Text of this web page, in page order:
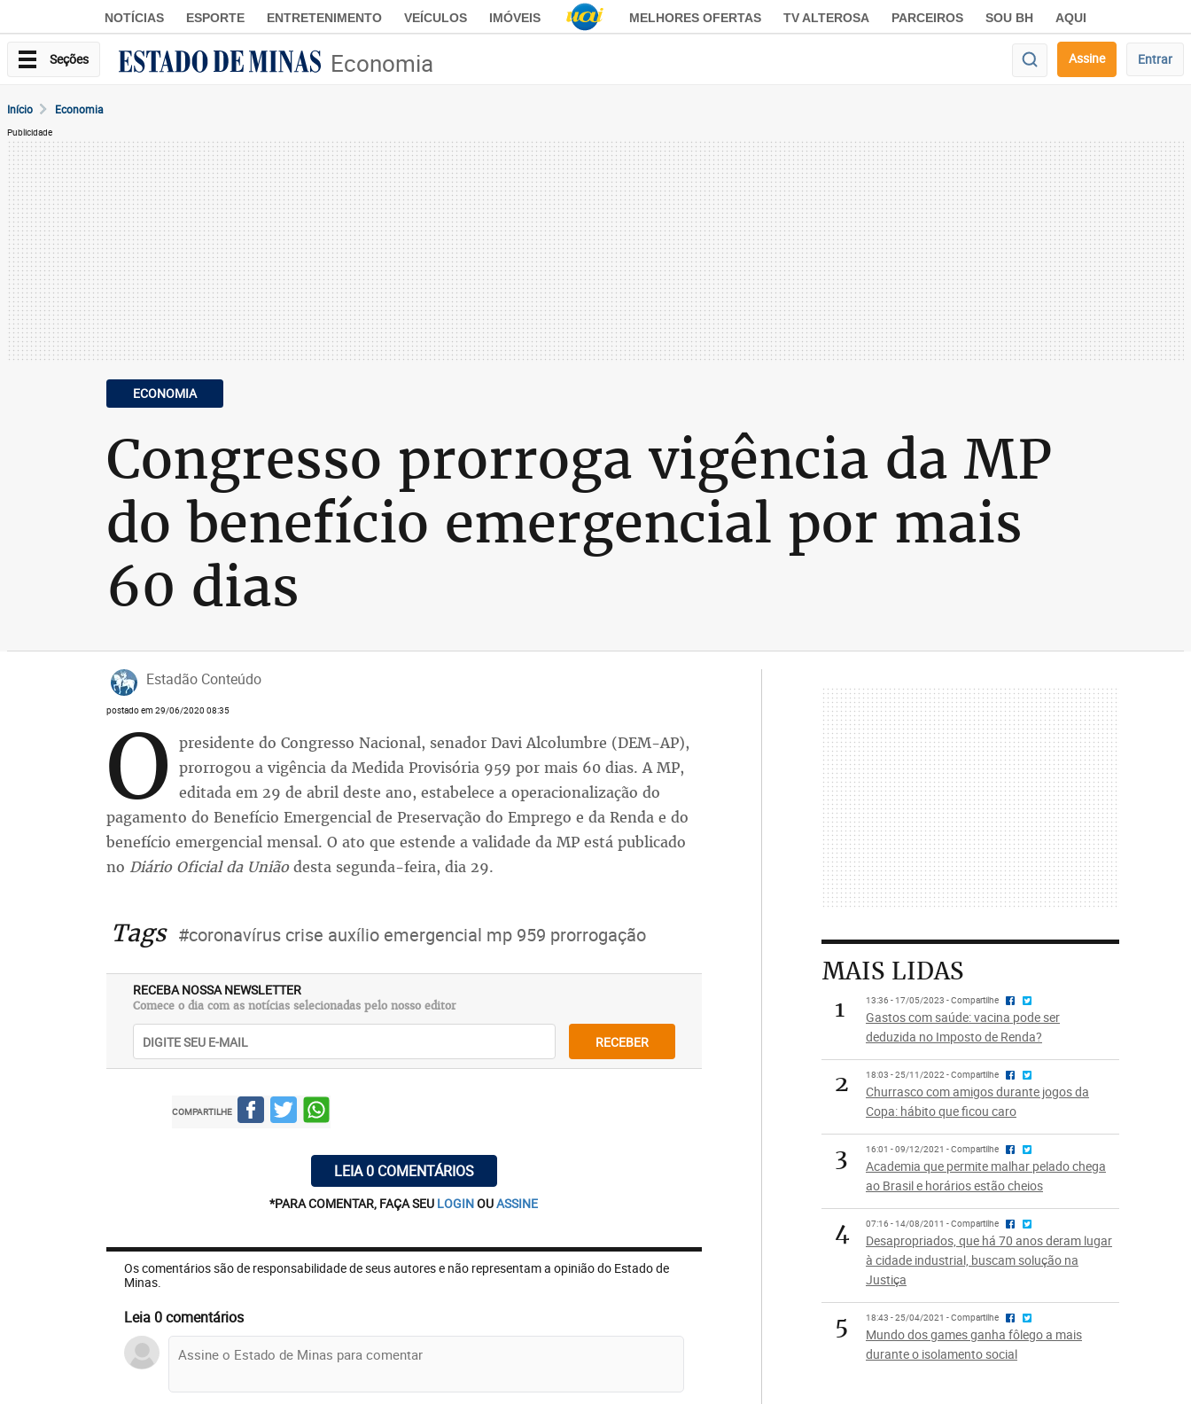
NOTÍCIAS ESPORTE ENTRETENIMENTO VEÍCULOS IMÓVEIS MELHORES OFERTAS TV ALTEROSA PARCEIROS SOU BH AQUI
Seções Economia Assine Entrar
Início Economia
Publicidade
ECONOMIA
Congresso prorroga vigência da MP
do benefício emergencial por mais
60 dias
Estadão Conteúdo
postado em 29/06/2020 08:35
O presidente do Congresso Nacional, senador Davi Alcolumbre (DEM-AP),
prorrogou a vigência da Medida Provisória 959 por mais 60 dias. A MP,
editada em 29 de abril deste ano, estabelece a operacionalização do
pagamento do Benefício Emergencial de Preservação do Emprego e da Renda e do
benefício emergencial mensal. O ato que estende a validade da MP está publicado
no Diário Oficial da Uniãodesta segunda-feira, dia 29.
Tags #coronavírus crise auxílio emergencial mp 959 prorrogação
RECEBA NOSSA NEWSLETTER
Comece o dia com as notícias selecionadas pelo nosso editor
RECEBER
COMPARTILHE
LEIA 0 COMENTÁRIOS
*PARA COMENTAR, FAÇA SEU LOGINOUASSINE
Os comentários são de responsabilidade de seus autores e não representam a opinião do Estado de
Minas.
Leia 0 comentários
MAIS LIDAS
1
13:36 - 17/05/2023 - Compartilhe
Gastos com saúde: vacina pode ser
deduzida no Imposto de Renda?
2 18:03 - 25/11/2022 - Compartilhe
Churrasco com amigos durante jogos da
Copa: hábito que ficou caro
3 16:01 - 09/12/2021 - Compartilhe
Academia que permite malhar pelado chega
ao Brasil e horários estão cheios
4 07:16 - 14/08/2011 - Compartilhe
Desapropriados, que há 70 anos deram lugar
à cidade industrial, buscam solução na
Justiça
5 18:43 - 25/04/2021 - Compartilhe
Mundo dos games ganha fôlego a mais
durante o isolamento social